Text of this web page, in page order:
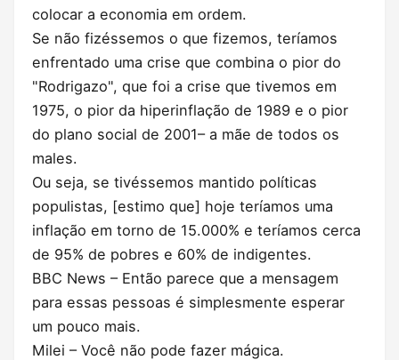
colocar a economia em ordem.
Se não fizéssemos o que fizemos, teríamos
enfrentado uma crise que combina o pior do
"Rodrigazo", que foi a crise que tivemos em
1975, o pior da hiperinflação de 1989 e o pior
do plano social de 2001– a mãe de todos os
males.
Ou seja, se tivéssemos mantido políticas
populistas, [estimo que] hoje teríamos uma
inflação em torno de 15.000% e teríamos cerca
de 95% de pobres e 60% de indigentes.
BBC News – Então parece que a mensagem
para essas pessoas é simplesmente esperar
um pouco mais.
Milei – Você não pode fazer mágica.